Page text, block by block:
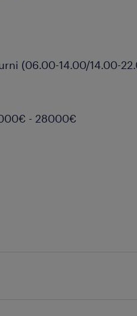
(06.00-14.00/14.00-
- 28000€